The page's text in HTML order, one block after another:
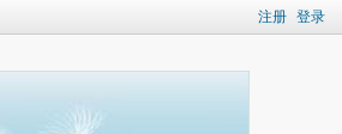
注册 登录